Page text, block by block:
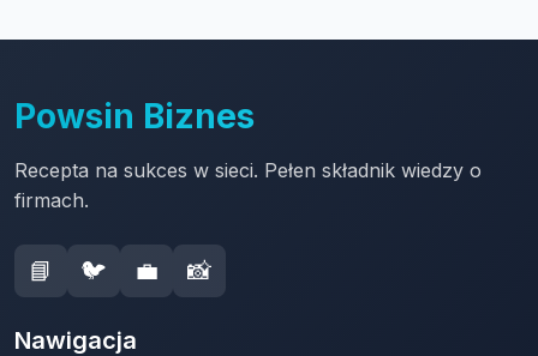
Powsin Biznes
Recepta na sukces w sieci. Pełen składnik wiedzy o
firmach.
📘 🐦 💼 📸
Nawigacja